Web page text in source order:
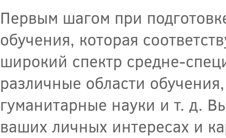
Первым шагом при
обучения, которая
широкий спектр средне-
различные области
гуманитарные науки и т. д.
ваших личных интересах и